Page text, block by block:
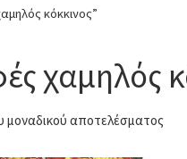
κόκκινος”
χαμηλός
μοναδικού αποτελέσματος